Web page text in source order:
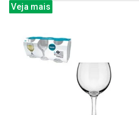
Veja mais